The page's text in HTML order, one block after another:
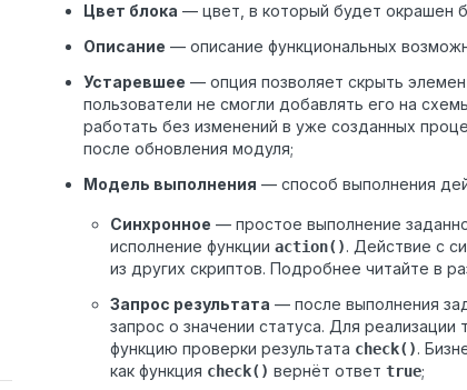
Цвет блока — цвет, в который будет окрашен
Описание — описание функциональных
Устаревшее — опция позволяет скрыть
пользователи не смогли добавлять его на
работать без изменений в уже созданных
после обновления модуля;
Модель выполнения — способ выполнения
Синхронное — простое выполнение
исполнение функции action(). Действие с
из других скриптов. Подробнее читайте в
Запрос результата — после выполнения
запрос о значении статуса. Для
функцию проверки результата check().
как функция check() вернёт ответ true;